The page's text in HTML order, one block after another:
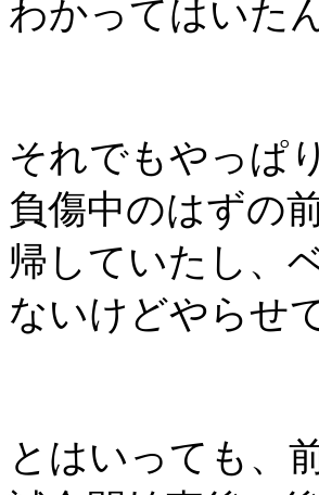
わかってはいた
それでもやっぱ
負傷中のはずの
帰していたし、
ないけどやらせ
とはいっても、